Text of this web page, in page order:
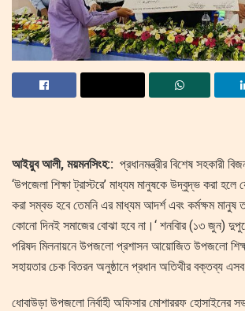
আইয়ুব আলী, ময়মনসিংহ:: প্রধানমন্ত্রীর বিশেষ সহকারী
‘উপজেলা শিক্ষা ট্রাস্টরে’ মাধ্যম মানুষকে উদ্বুদ্ভ করা হলে
করা সম্বভ হবে তেমনি এর মাধ্যম আদর্শ এবং কর্মক্ষম মানুষ
কোনো দিনই সমাজের বোঝা হবে না।‘ শনবিার (১৩ জুন)
পরিষদ মিলনায়নে উপজলো প্রশাসন আয়োজিত উপজলো শিক্ষা
সহায়তার চেক বিতরন অনুষ্ঠানে প্রধান অতিথীর বক্তব্য
ধোবাউড়া উপজলো নির্বাহী অফিসার মোশাররফ হোসাইনের